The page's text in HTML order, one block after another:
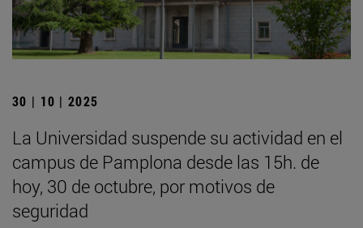
30 | 10 | 2025
La Universidad suspende su actividad en el
campus de Pamplona desde las 15h. de
hoy, 30 de octubre, por motivos de
seguridad